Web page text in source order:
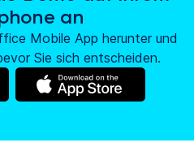
an
Mobile App herunter und
Sie sich entscheiden.